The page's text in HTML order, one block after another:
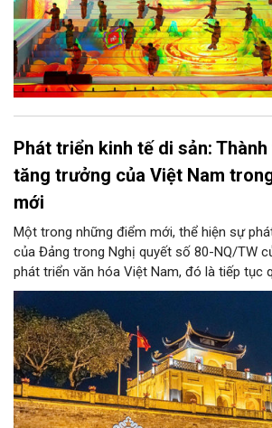
Phát triển kinh tế di sản:
tăng trưởng của Việt Nam
mới
Một trong những điểm mới, thể hiện sự
của Đảng trong Nghị quyết số 80-NQ/TW
phát triển văn hóa Việt Nam, đó là tiếp tục
và phát huy giá trị di sản văn hóa gắn kết
xã hội và du lịch”; đồng thời, nâng lên một
triển kinh tế di sản”.